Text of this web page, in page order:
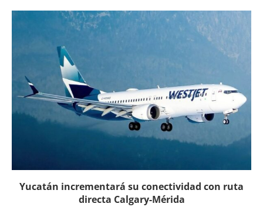
Yucatán incrementará su conectividad con ruta
directa Calgary-Mérida